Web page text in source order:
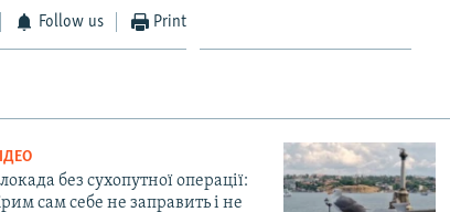
Follow us Print
без сухопутної операції:
сам себе не заправить і не